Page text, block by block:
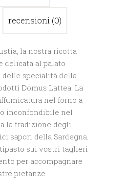
recensioni (0)
la nostra ricotta
delicata al palato
delle specialità della
Domus Lattea. La
nel forno a
inconfondibile nel
la tradizione degli
sapori della Sardegna.
sui vostri taglieri
per accompagnare
pietanze